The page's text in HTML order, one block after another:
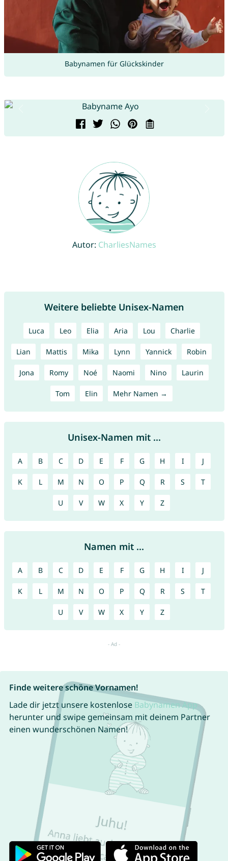
Babynamen für Glückskinder
Autor: CharliesNames
Weitere beliebte Unisex-Namen
Luca Leo Elia Aria Lou Charlie
Lian Mattis Mika Lynn Yannick Robin
Jona Romy Noé Naomi Nino Laurin
Tom Elin Mehr Namen →
Unisex-Namen mit ...
A B C D E F G H I J
K L M N O P Q R S T
U V W X Y Z
Namen mit ...
A B C D E F G H I J
K L M N O P Q R S T
U V W X Y Z
Finde weitere schöne Vornamen!
Lade dir jetzt unsere kostenlose Babynamen App
herunter und swipe gemeinsam mit deinem Partner
einen wunderschönen Namen!